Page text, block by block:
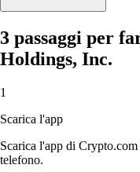
3 passaggi per
Holdings, Inc.
1
Scarica l'app
Scarica l'app di
telefono.